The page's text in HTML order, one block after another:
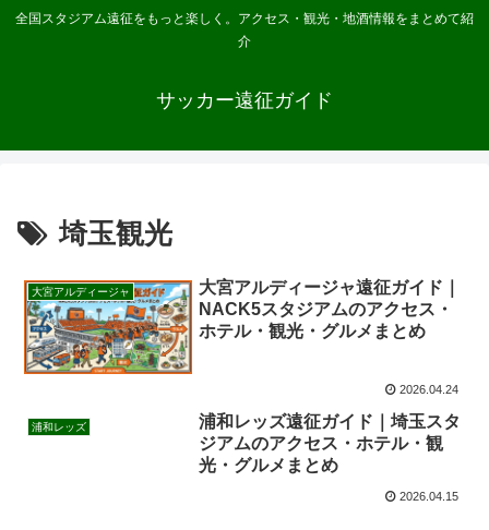
全国スタジアム遠征をもっと楽しく。アクセス・観光・地酒情報をまとめて紹
介
サッカー遠征ガイド
埼玉観光
大宮アルディージャ
大宮アルディージャ遠征ガイド｜
NACK5スタジアムのアクセス・
ホテル・観光・グルメまとめ
2026.04.24
浦和レッズ
浦和レッズ遠征ガイド｜埼玉スタ
ジアムのアクセス・ホテル・観
光・グルメまとめ
2026.04.15